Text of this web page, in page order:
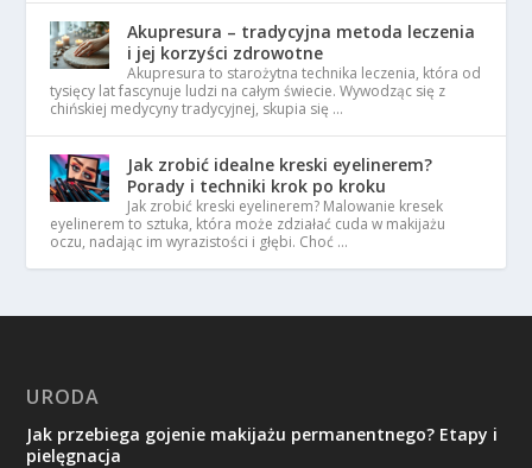
Akupresura – tradycyjna metoda leczenia
i jej korzyści zdrowotne
Akupresura to starożytna technika leczenia, która od
tysięcy lat fascynuje ludzi na całym świecie. Wywodząc się z
chińskiej medycyny tradycyjnej, skupia się …
Jak zrobić idealne kreski eyelinerem?
Porady i techniki krok po kroku
Jak zrobić kreski eyelinerem? Malowanie kresek
eyelinerem to sztuka, która może zdziałać cuda w makijażu
oczu, nadając im wyrazistości i głębi. Choć …
URODA
Jak przebiega gojenie makijażu permanentnego? Etapy i
pielęgnacja